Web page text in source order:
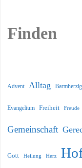
Finden
Advent Alltag
Evangelium Freiheit Freude
Gemeinschaft
Gott Heilung Herz